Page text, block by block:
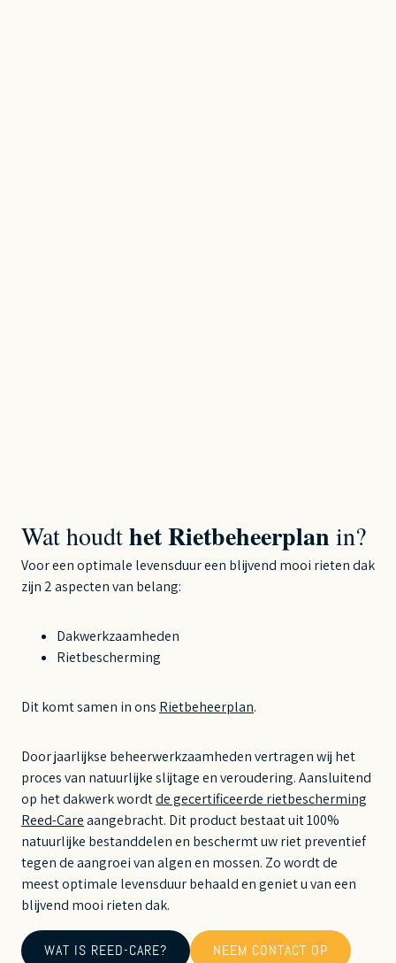
Wat houdthet Rietbeheerplan in?
Voor een optimale levensduur een blijvend mooi rieten dak
zijn 2 aspecten van belang:
Dakwerkzaamheden
Rietbescherming
Dit komt samen in ons Rietbeheerplan.
Door jaarlijkse beheerwerkzaamheden vertragen wij het
proces van natuurlijke slijtage en veroudering. Aansluitend
op het dakwerk wordtde gecertificeerde rietbescherming
Reed-Careaangebracht. Dit product bestaat uit 100%
natuurlijke bestanddelen en beschermt uw riet preventief
tegen de aangroei van algen en mossen. Zo wordt de
meest optimale levensduur behaald en geniet u van een
blijvend mooi rieten dak.
WAT IS REED-CARE? NEEM CONTACT OP